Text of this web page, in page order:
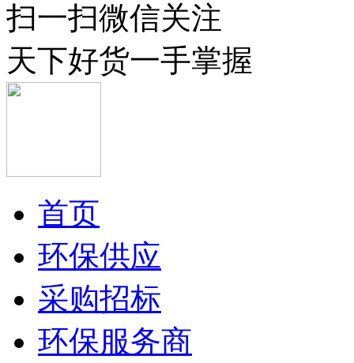
扫一扫微信关注
天下好货一手掌握
首页
环保供应
采购招标
环保服务商